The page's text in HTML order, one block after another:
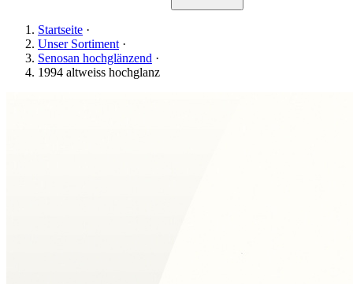
Startseite ·
Unser Sortiment ·
Senosan hochglänzend ·
1994 altweiss hochglanz